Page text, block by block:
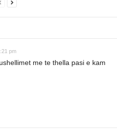
pm
me te thella pasi e kam